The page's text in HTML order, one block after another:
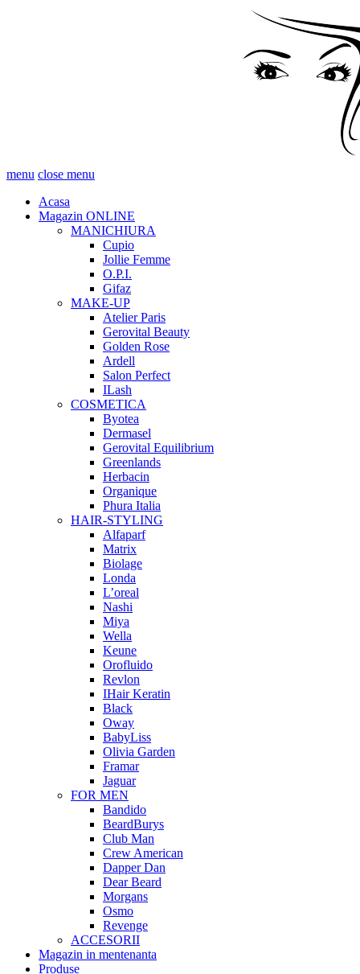
menu close menu
Acasa
Magazin ONLINE
MANICHIURA
Cupio
Jollie Femme
O.P.I.
Gifaz
MAKE-UP
Atelier Paris
Gerovital Beauty
Golden Rose
Ardell
Salon Perfect
ILash
COSMETICA
Byotea
Dermasel
Gerovital Equilibrium
Greenlands
Herbacin
Organique
Phura Italia
HAIR-STYLING
Alfaparf
Matrix
Biolage
Londa
L’oreal
Nashi
Miya
Wella
Keune
Orofluido
Revlon
IHair Keratin
Black
Oway
BabyLiss
Olivia Garden
Framar
Jaguar
FOR MEN
Bandido
BeardBurys
Club Man
Crew American
Dapper Dan
Dear Beard
Morgans
Osmo
Revenge
ACCESORII
Magazin in mentenanta
Produse